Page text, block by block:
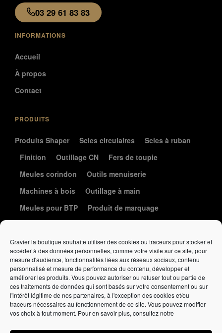
Gravier la boutique souhaite utiliser des cookies ou traceurs pour stocker et
accéder à des données personnelles, comme votre visite sur ce site, pour
mesure d'audience, fonctionnalités liées aux réseaux sociaux, contenu
personnalisé et mesure de performance du contenu, développer et
améliorer les produits. Vous pouvez autoriser ou refuser tout ou partie de
ces traitements de données qui sont basés sur votre consentement ou sur
l'intérêt légitime de nos partenaires, à l'exception des cookies et/ou
traceurs nécessaires au fonctionnement de ce site. Vous pouvez modifier
vos choix à tout moment. Pour en savoir plus, consultez notre
03 29 61 83 83
INFORMATIONS
Accueil
À propos
Contact
PRODUITS
Produits Shaper Scies circulaires
Scies à ruban
Finition
Outillage CN
Fers de toupie
Meules corindon
Outils menuiserie
Machines à bois
Outillage à main
Meules pour BTP
Produit de marquage
Élément de liste
Politique de confidentialité•Politique de cookies•Conditions